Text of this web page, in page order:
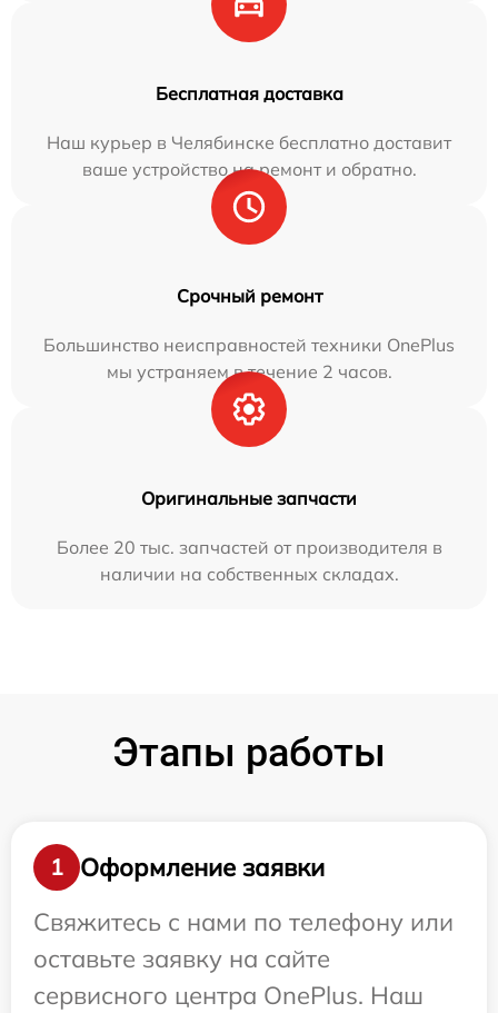
Бесплатная доставка
Наш курьер в Челябинске бесплатно доставит
ваше устройство на ремонт и обратно.
Срочный ремонт
Большинство неисправностей техники OnePlus
мы устраняем в течение 2 часов.
Оригинальные запчасти
Более 20 тыс. запчастей от производителя в
наличии на собственных складах.
Этапы работы
1
Оформление заявки
Свяжитесь с нами по телефону или
оставьте заявку на сайте
сервисного центра OnePlus. Наш